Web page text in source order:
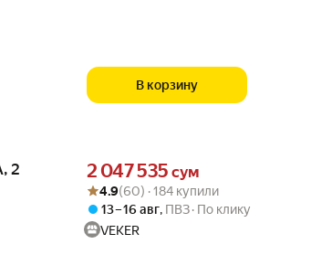
В корзину
2
Цена 2047535 сум вместо
2 047 535 сум
Рейтинг товара: 4.9 из 5
Оценок: (60) · 184 купили
4.9(60) · 184 купили
13 – 16 авг, ПВЗ По клику
VEKER